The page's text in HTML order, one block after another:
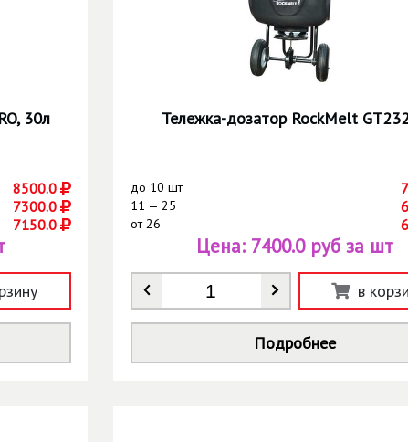
30л
8500.0
7300.0
7150.0
Тележка-дозатор RockMelt
до 10 шт
11 — 25
от26
Количество *
Цена: 7400.0 руб за шт
в
Подробнее